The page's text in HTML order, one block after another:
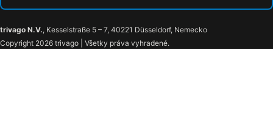
trivago N.V., Kesselstraße 5 – 7, 40221 Düsseldorf, Nemecko
Copyright 2026 trivago | Všetky práva vyhradené.